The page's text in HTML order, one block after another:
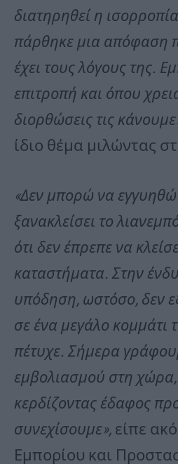
διατηρηθεί η
πάρθηκε μια απόφαση
έχει τους λόγους της.
επιτροπή και όπου
διορθώσεις τις
ίδιο θέμα μιλώντας
«Δεν μπορώ να εγγυηθώ
ξανακλείσει το
ότι δεν έπρεπε να
καταστήματα. Στην
υπόδηση, ωστόσο, δεν
σε ένα μεγάλο κομμάτι
πέτυχε. Σήμερα
εμβολιασμού στη
κερδίζοντας έδαφος
συνεχίσουμε», είπε
Εμπορίου και